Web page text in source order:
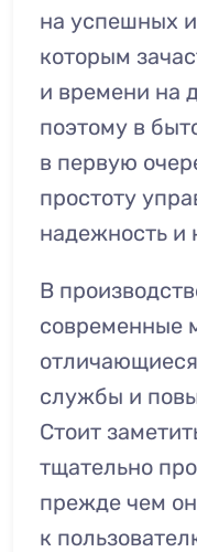
на успешных
которым
и времени на
поэтому в
в первую
простоту
надежность и
В
современные
службы и
Стоит
тщательно
прежде чем
к